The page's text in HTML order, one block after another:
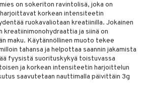
on sokeriton ravintolisä, joka on
korkean intensiteetin
ruokavaliotaan kreatiinilla. Jokainen
kreatiinimonohydraattia ja siinä on
maku. Käytännöllinen muoto tekee
tahansa ja helpottaa saannin jakamista
fyysistä suorituskykyä toistuvassa
ja korkean intensiteetin harjoittelun
saavutetaan nauttimalla päivittäin 3g